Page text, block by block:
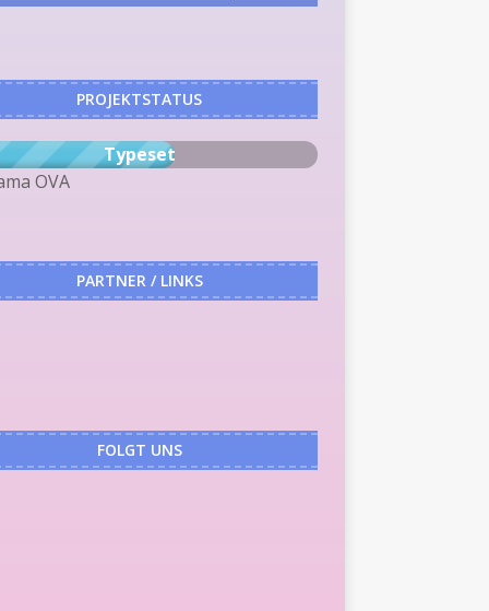
PROJEKTSTATUS
Typeset
OVA
PARTNER / LINKS
FOLGT UNS